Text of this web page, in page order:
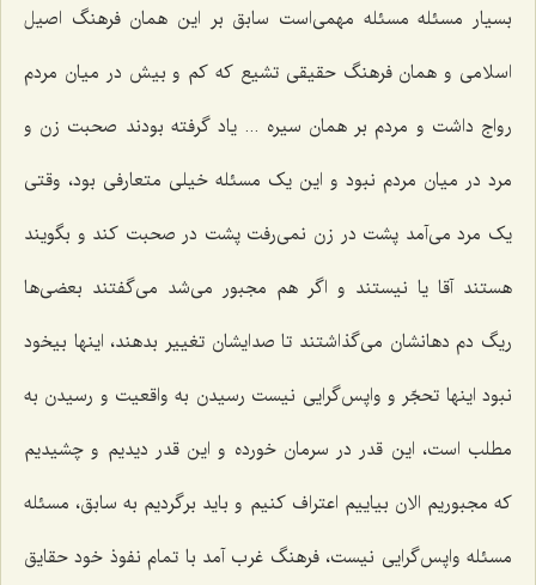
بسیار مسئله مسئله مهمی‌است سابق بر این همان فرهنگ اصیل
اسلامی و همان فرهنگ حقیقی تشیع که کم و بیش در میان مردم
رواج داشت و مردم بر همان سیره ... یاد گرفته بودند صحبت زن و
مرد در میان مردم نبود و این یک مسئله خیلی متعارفی بود، وقتی
یک مرد می‌آمد پشت در زن نمی‌رفت پشت در صحبت کند و بگویند
هستند آقا یا نیستند و اگر هم مجبور می‌شد می‌گفتند بعضی‌ها
ریگ دم دهانشان می‌گذاشتند تا صدایشان تغییر بدهند، اینها بیخود
نبود اینها تحجّر و واپس‌گرایی نیست رسیدن به واقعیت و رسیدن به
مطلب است، این قدر در سرمان خورده و این قدر دیدیم و چشیدیم
که مجبوریم الان بیاییم اعتراف کنیم و باید برگردیم به سابق، مسئله
مسئله واپس‌گرایی نیست، فرهنگ غرب آمد با تمام نفوذ خود حقایق